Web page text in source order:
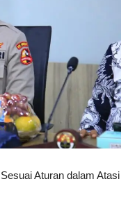
Aturan dalam Atasi